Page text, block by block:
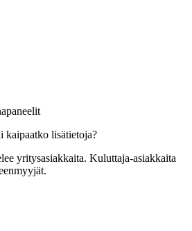
kaipaatko lisätietoja?
yritysasiakkaita. Kuluttaja-asiakkaita